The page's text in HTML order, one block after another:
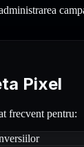
Pixel
frecvent pentru: